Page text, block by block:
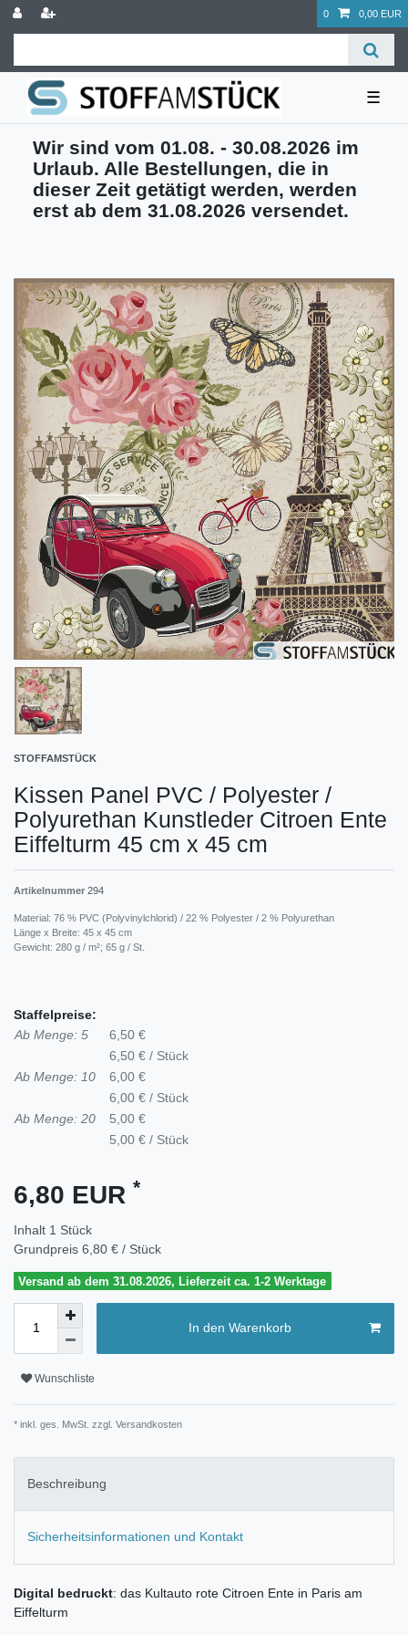
0 0,00 EUR
☰
Wir sind vom 01.08. - 30.08.2026 im
Urlaub. Alle Bestellungen, die in
dieser Zeit getätigt werden, werden
erst ab dem 31.08.2026 versendet.
STOFFAMSTÜCK
Kissen Panel PVC / Polyester /
Polyurethan Kunstleder Citroen Ente
Eiffelturm 45 cm x 45 cm
Artikelnummer 294
Material: 76 % PVC (Polyvinylchlorid) / 22 % Polyester / 2 % Polyurethan
Länge x Breite: 45 x 45 cm
Gewicht: 280 g / m²; 65 g / St.
Staffelpreise:
Ab Menge: 5
6,50 €
6,50 € / Stück
Ab Menge: 10
6,00 €
6,00 € / Stück
Ab Menge: 20
5,00 €
5,00 € / Stück
6,80 EUR *
Inhalt 1 Stück
Grundpreis 6,80 € / Stück
Versand ab dem 31.08.2026, Lieferzeit ca. 1-2 Werktage
In den Warenkorb
Wunschliste
* inkl. ges. MwSt. zzgl. Versandkosten
Beschreibung
Sicherheitsinformationen und Kontakt
Digital bedruckt: das Kultauto rote Citroen Ente in Paris am
Eiffelturm